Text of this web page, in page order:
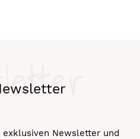
Newsletter und